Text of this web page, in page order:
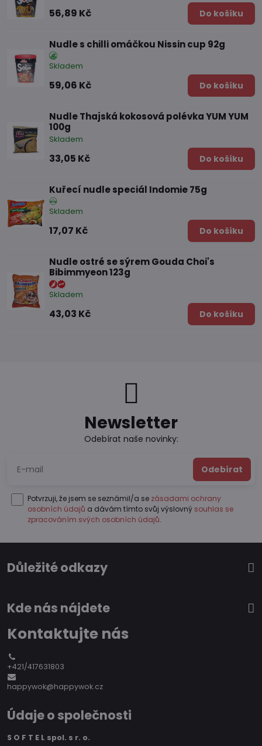
56,89 Kč Do košíku
Nudle s chilli omáčkou Nissin cup 92g
Skladem
59,06 Kč Do košíku
Nudle Thajská kokosová polévka YUM YUM
100g
Skladem
33,05 Kč Do košíku
Kuřecí nudle speciál Indomie 75g
Skladem
17,07 Kč Do košíku
Nudle ostré se sýrem Gouda Choi's
Bibimmyeon 123g
Skladem
43,03 Kč Do košíku
Newsletter
Odebírat naše novinky:
Odebírat
Potvrzuji, že jsem se seznámil/a se zásadami ochrany
osobních údajů a dávám tímto svůj výslovný souhlas se
zpracováním svých osobních údajů.
Důležité odkazy
Kde nás nájdete
Kontaktujte nás
+421/417631803
happywok@happywok.cz
Údaje o společnosti
S O F T E L spol. s r. o.